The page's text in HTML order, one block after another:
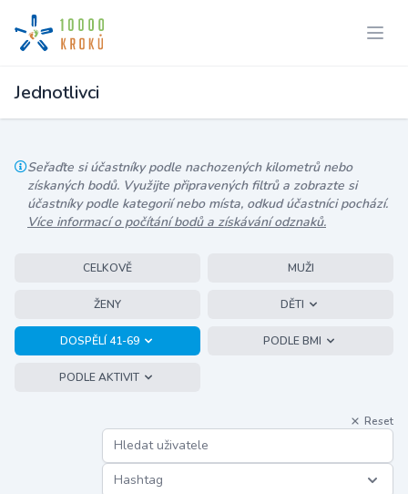
Jednotlivci
Seřaďte si účastníky podle nachozených kilometrů nebo
získaných bodů. Využijte připravených filtrů a zobrazte si
účastníky podle kategorií nebo místa, odkud účastníci pochází.
Více informací o počítání bodů a získávání odznaků.
CELKOVĚ MUŽI
ŽENY DĚTI
DOSPĚLÍ 41-69 PODLE BMI
PODLE AKTIVIT
Reset
Hashtag